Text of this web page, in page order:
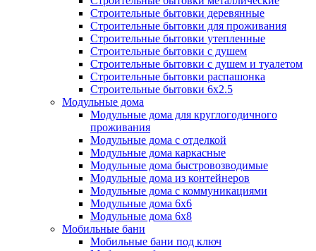
Строительные бытовки деревянные
Строительные бытовки для проживания
Строительные бытовки утепленные
Строительные бытовки с душем
Строительные бытовки с душем и туалетом
Строительные бытовки распашонка
Строительные бытовки 6x2.5
Модульные дома
Модульные дома для круглогодичного
проживания
Модульные дома с отделкой
Модульные дома каркасные
Модульные дома быстровозводимые
Модульные дома из контейнеров
Модульные дома с коммуникациями
Модульные дома 6x6
Модульные дома 6x8
Мобильные бани
Мобильные бани под ключ